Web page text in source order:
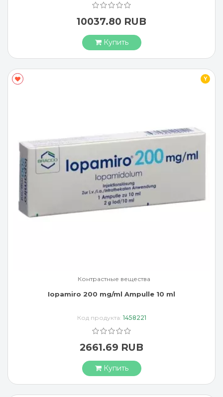
10037.80 RUB
Купить
Y
Контрастные вещества
Iopamiro 200 mg/ml Ampulle 10 ml
Код продукта: 1458221
2661.69 RUB
Купить